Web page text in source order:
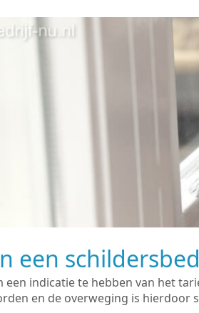
een
een indicatie te hebben van het
en de overweging is hierdoor